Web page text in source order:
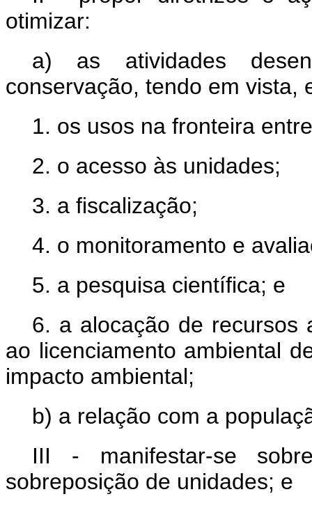
otimizar:
a) as atividades
conservação, tendo em vista,
1. os usos na fronteira
2. o acesso às unidades;
3. a fiscalização;
4. o monitoramento e
5. a pesquisa científica; e
6. a alocação de recursos
ao licenciamento ambiental
impacto ambiental;
b) a relação com a
III - manifestar-se
sobreposição de unidades; e